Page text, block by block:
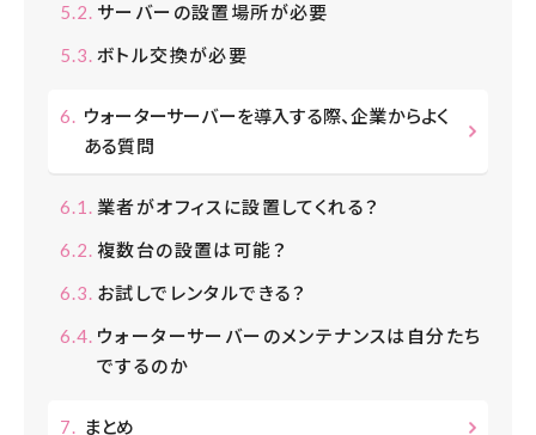
サーバーの設置場所が必要
ボトル交換が必要
ウォーターサーバーを導入する際、企業からよく
ある質問
業者がオフィスに設置してくれる？
複数台の設置は可能？
お試しでレンタルできる？
ウォーターサーバーのメンテナンスは自分たち
でするのか
まとめ